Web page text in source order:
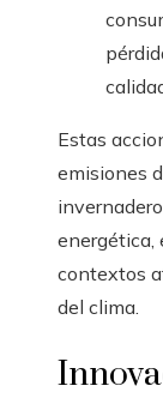
Estas
emisiones
energética,
contextos
del clima.